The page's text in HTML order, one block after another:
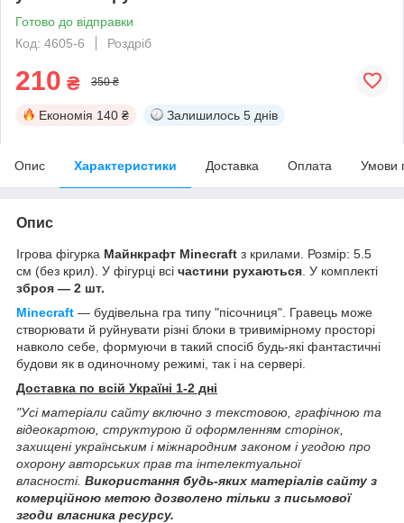
Готово до відправки
Код: 4605-6
Роздріб
210 ₴ 350 ₴
Економія 140 ₴ Залишилось 5 днів
Опис Характеристики Доставка Оплата Умови
Опис
Ігрова фігурка Майнкрафт Minecraft з крилами. Розмір: 5.5
см (без крил). У фігурці всі частини рухаються . У комплекті
зброя — 2 шт.
Minecraft — будівельна гра типу "пісочниця". Гравець може
створювати й руйнувати різні блоки в тривимірному просторі
навколо себе, формуючи в такий спосіб будь-які фантастичні
будови як в одиночному режимі, так і на сервері.
Доставка по всій Україні 1-2 дні
"Усі матеріали сайту включно з текстовою, графічною та
відеокартою, структурою й оформленням сторінок,
захищені українським і міжнародним законом і угодою про
охорону авторських прав та інтелектуальної
власності. Використання будь-яких матеріалів сайту з
комерційною метою дозволено тільки з письмової
згоди власника ресурсу.